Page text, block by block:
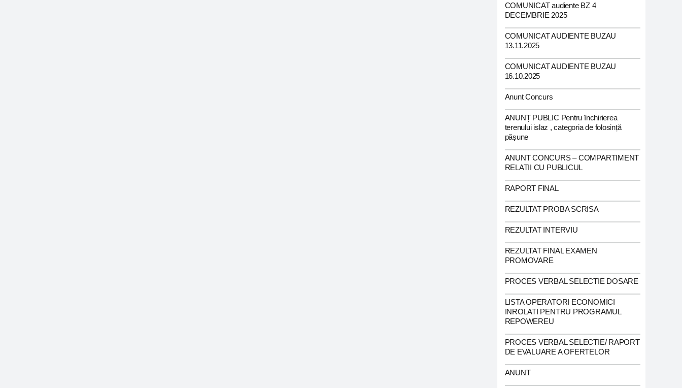
COMUNICAT audiente BZ 4
DECEMBRIE 2025
COMUNICAT AUDIENTE BUZAU
13.11.2025
COMUNICAT AUDIENTE BUZAU
16.10.2025
Anunt Concurs
ANUNȚ PUBLIC Pentru închirierea
terenului islaz , categoria de folosință
pășune
ANUNT CONCURS – COMPARTIMENT
RELATII CU PUBLICUL
RAPORT FINAL
REZULTAT PROBA SCRISA
REZULTAT INTERVIU
REZULTAT FINAL EXAMEN
PROMOVARE
PROCES VERBAL SELECTIE DOSARE
LISTA OPERATORI ECONOMICI
INROLATI PENTRU PROGRAMUL
REPOWEREU
PROCES VERBAL SELECTIE/ RAPORT
DE EVALUARE A OFERTELOR
ANUNT